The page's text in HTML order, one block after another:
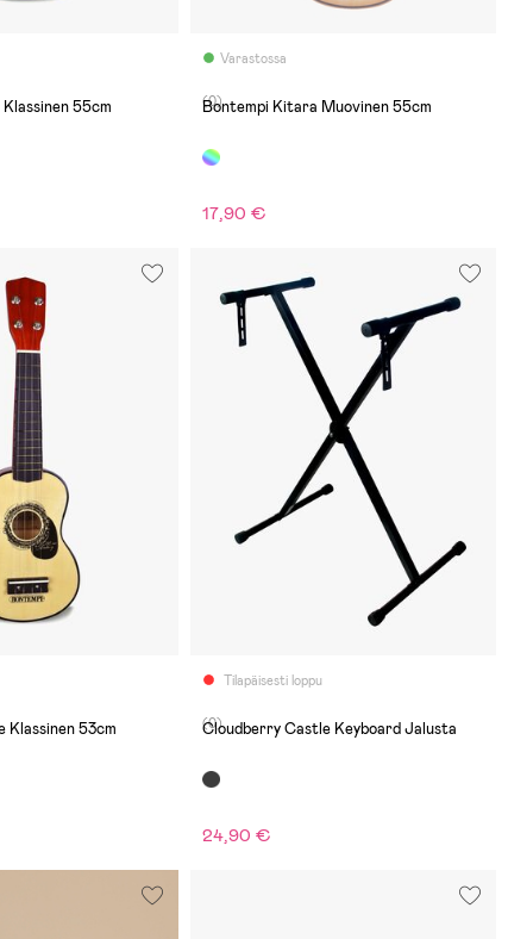
55cm
Varastossa
(0)
Bontempi Kitara Muovinen 55cm
17,90 €
Klassinen 53cm
Tilapäisesti loppu
(0)
Cloudberry Castle Keyboard Jalusta
24,90 €